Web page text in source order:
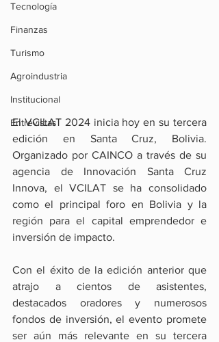
Tecnología
Finanzas
Turismo
Agroindustria
Institucional
Entrevistas
El VCILAT 2024 inicia hoy en su tercera
edición en Santa Cruz, Bolivia.
Organizado por CAINCO a través de su
agencia de Innovación Santa Cruz
Innova, el VCILAT se ha consolidado
como el principal foro en Bolivia y la
región para el capital emprendedor e
inversión de impacto.
Con el éxito de la edición anterior que
atrajo a cientos de asistentes,
destacados oradores y numerosos
fondos de inversión, el evento promete
ser aún más relevante en su tercera